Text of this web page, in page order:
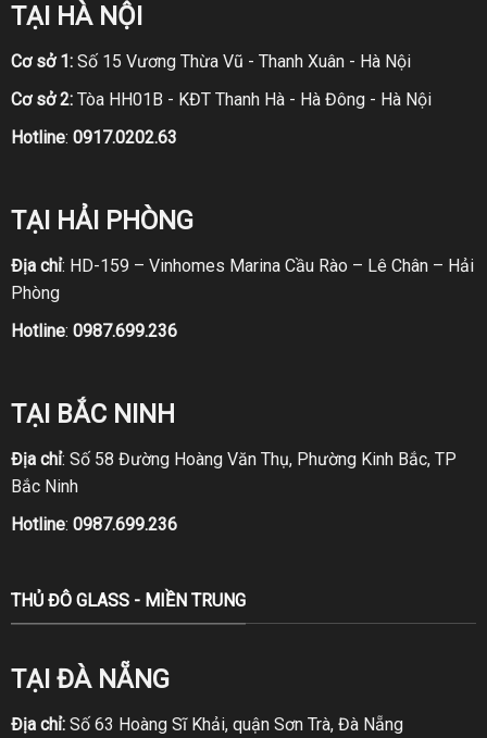
TẠI HÀ NỘI
Cơ sở 1:Số 15 Vương Thừa Vũ - Thanh Xuân - Hà Nội
Cơ sở 2:Tòa HH01B - KĐT Thanh Hà - Hà Đông - Hà Nội
Hotline: 0917.0202.63
TẠI HẢI PHÒNG
Địa chỉ: HD-159 – Vinhomes Marina Cầu Rào – Lê Chân – Hải
Phòng
Hotline: 0987.699.236
TẠI BẮC NINH
Địa chỉ: Số 58 Đường Hoàng Văn Thụ, Phường Kinh Bắc, TP
Bắc Ninh
Hotline: 0987.699.236
THỦ ĐÔ GLASS - MIỀN TRUNG
TẠI ĐÀ NẴNG
Địa chỉ:Số 63 Hoàng Sĩ Khải, quận Sơn Trà, Đà Nẵng